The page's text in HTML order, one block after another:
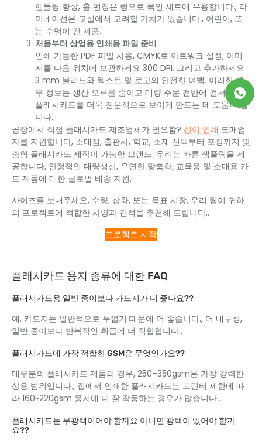
핸들링 향상, 홀 펀칭은 링으로 묶인 세트에 유용합니다., 라
미네이션은 교실에서 고려할 가치가 있습니다., 어린이, 또
는 수명이 긴 제품.
처음부터 상업용 인쇄용 파일 준비
인쇄 가능한 PDF 파일 사용, CMYK로 아트워크 설정, 이미
지를 다음 위치에 보관하세요 300 DPI, 그리고 추가하세요
3 mm 블리드와 텍스트 및 로고의 안전한 여백. 이러한 세
부 정보는 생산 오류를 줄이고 대량 주문 전반에 걸쳐 최종
플래시카드를 더욱 전문적으로 보이게 만드는 데 도움이 됩
니다..
공장에서 직접 플래시카드 제조업체가 필요함? 신이 인쇄 도매업
자를 지원합니다, 소매점, 출판사, 학교, 소재 선택부터 포장까지 맞
춤형 플래시카드 제작이 가능한 브랜드. 우리는 빠른 샘플링을 제
공합니다, 안정적인 대량생산, 유연한 맞춤화, 교육용 및 소매용 카
드 제품에 대한 글로벌 배송 지원.
사이즈를 보내주세요, 수량, 삽화, 또는 목표 시장, 우리 팀이 귀하
의 프로젝트에 적합한 사양과 견적을 추천해 드립니다..
프로젝트 시작
플래시카드 용지 종류에 대한 FAQ
플래시카드용 일반 종이보다 카드지가 더 좋나요??
예. 카드지는 일반적으로 두껍기 때문에 더 좋습니다., 더 내구성,
일반 종이보다 반복적인 취급에 더 적합합니다..
플래시카드에 가장 적합한 GSM은 무엇인가요??
대부분의 플래시카드 제품의 경우, 250–350gsm은 가장 강력한
상용 범위입니다., 집에서 인쇄한 플래시카드는 프린터 제한에 따
라 160~220gsm 용지에 더 잘 작동하는 경우가 많습니다..
플래시카드는 무광택이어야 할까요 아니면 광택이 있어야 할까
요??